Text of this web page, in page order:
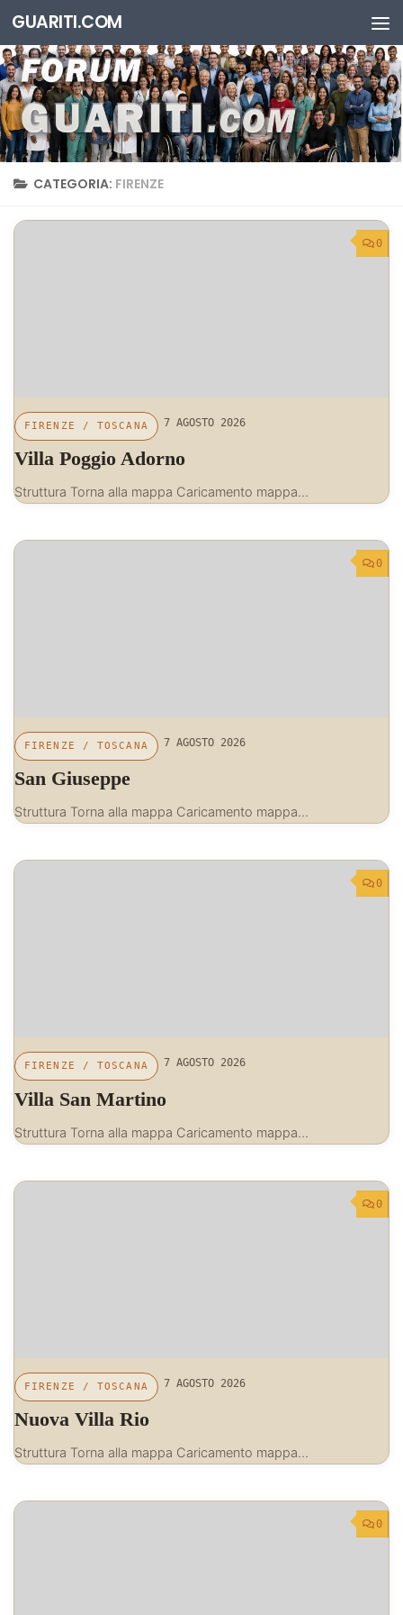
Salta al contenuto
GUARITI.COM
CATEGORIA: FIRENZE
0
FIRENZE /TOSCANA 7 AGOSTO 2026
Villa Poggio Adorno
Struttura Torna alla mappa Caricamento mappa…
0
FIRENZE /TOSCANA 7 AGOSTO 2026
San Giuseppe
Struttura Torna alla mappa Caricamento mappa…
0
FIRENZE /TOSCANA 7 AGOSTO 2026
Villa San Martino
Struttura Torna alla mappa Caricamento mappa…
0
FIRENZE /TOSCANA 7 AGOSTO 2026
Nuova Villa Rio
Struttura Torna alla mappa Caricamento mappa…
0